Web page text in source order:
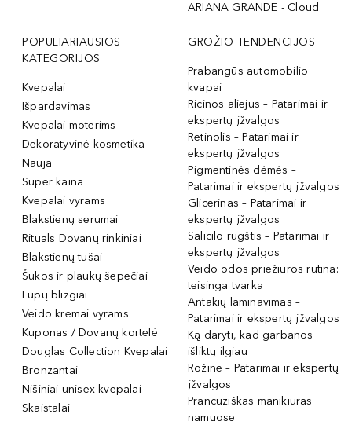
ARIANA GRANDE - Cloud
POPULIARIAUSIOS
KATEGORIJOS
Kvepalai
Išpardavimas
Kvepalai moterims
Dekoratyvinė kosmetika
Nauja
Super kaina
Kvepalai vyrams
Blakstienų serumai
Rituals Dovanų rinkiniai
Blakstienų tušai
Šukos ir plaukų šepečiai
Lūpų blizgiai
Veido kremai vyrams
Kuponas / Dovanų kortelė
Douglas Collection Kvepalai
Bronzantai
Nišiniai unisex kvepalai
Skaistalai
GROŽIO TENDENCIJOS
Prabangūs automobilio
kvapai
Ricinos aliejus – Patarimai ir
ekspertų įžvalgos
Retinolis – Patarimai ir
ekspertų įžvalgos
Pigmentinės dėmės –
Patarimai ir ekspertų įžvalgos
Glicerinas – Patarimai ir
ekspertų įžvalgos
Salicilo rūgštis – Patarimai ir
ekspertų įžvalgos
Veido odos priežiūros rutina:
teisinga tvarka
Antakių laminavimas –
Patarimai ir ekspertų įžvalgos
Ką daryti, kad garbanos
išliktų ilgiau
Rožinė – Patarimai ir ekspertų
įžvalgos
Prancūziškas manikiūras
namuose